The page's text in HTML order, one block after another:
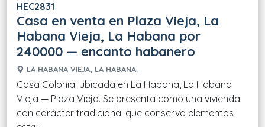
HEC2831
Casa en venta en Plaza Vieja, La
Habana Vieja, La Habana por
240000 — encanto habanero
LA HABANA VIEJA, LA HABANA.
Casa Colonial ubicada en La Habana, La Habana
Vieja — Plaza Vieja. Se presenta como una vivienda
con carácter tradicional que conserva elementos